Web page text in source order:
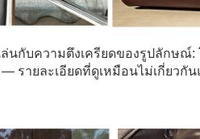
นกับความตึงเครียดของรูปลักษณ์
รายละเอียดที่ดูเหมือนไม่เกี่ยวกั